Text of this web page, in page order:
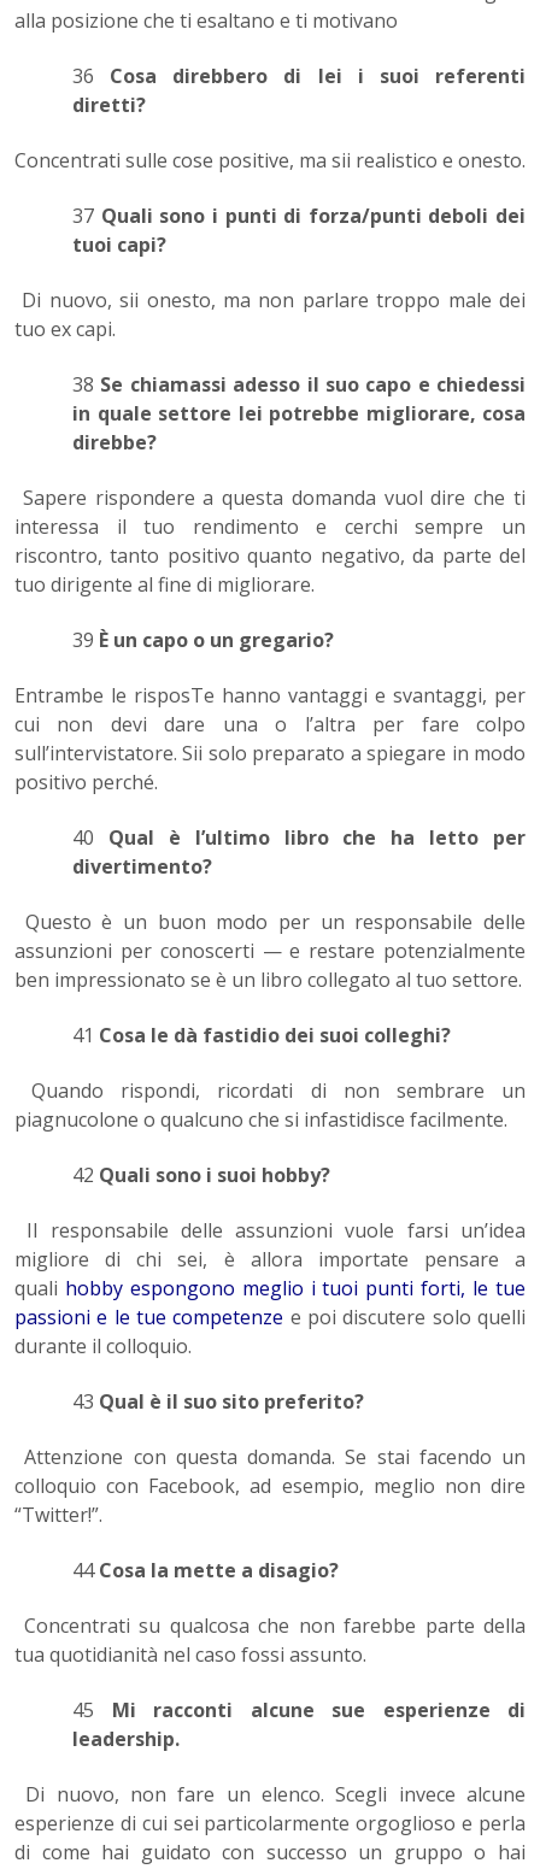
alla posizione che ti esaltano e ti motivano
36 Cosa direbbero di lei i suoi referenti
diretti?
Concentrati sulle cose positive, ma sii realistico e onesto.
37 Quali sono i punti di forza/punti deboli dei
tuoi capi?
Di nuovo, sii onesto, ma non parlare troppo male dei
tuo ex capi.
38 Se chiamassi adesso il suo capo e chiedessi
in quale settore lei potrebbe migliorare, cosa
direbbe?
Sapere rispondere a questa domanda vuol dire che ti
interessa il tuo rendimento e cerchi sempre un
riscontro, tanto positivo quanto negativo, da parte del
tuo dirigente al fine di migliorare.
39 È un capo o un gregario?
Entrambe le risposTe hanno vantaggi e svantaggi, per
cui non devi dare una o l’altra per fare colpo
sull’intervistatore. Sii solo preparato a spiegare in modo
positivo perché.
40 Qual è l’ultimo libro che ha letto per
divertimento?
Questo è un buon modo per un responsabile delle
assunzioni per conoscerti — e restare potenzialmente
ben impressionato se è un libro collegato al tuo settore.
41 Cosa le dà fastidio dei suoi colleghi?
Quando rispondi, ricordati di non sembrare un
piagnucolone o qualcuno che si infastidisce facilmente.
42 Quali sono i suoi hobby?
Il responsabile delle assunzioni vuole farsi un’idea
migliore di chi sei, è allora importate pensare a
quali hobby espongono meglio i tuoi punti forti, le tue
passioni e le tue competenze e poi discutere solo quelli
durante il colloquio.
43 Qual è il suo sito preferito?
Attenzione con questa domanda. Se stai facendo un
colloquio con Facebook, ad esempio, meglio non dire
“Twitter!”.
44Cosa la mette a disagio?
Concentrati su qualcosa che non farebbe parte della
tua quotidianità nel caso fossi assunto.
45 Mi racconti alcune sue esperienze di
leadership.
Di nuovo, non fare un elenco. Scegli invece alcune
esperienze di cui sei particolarmente orgoglioso e perla
di come hai guidato con successo un gruppo o hai